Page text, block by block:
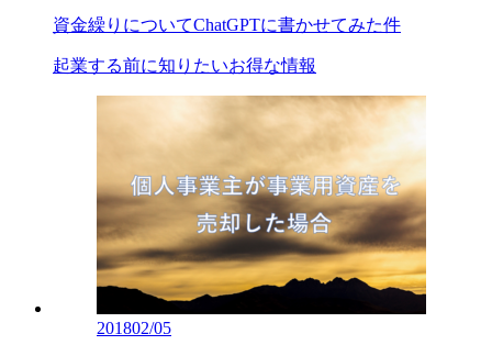
資金繰りについてChatGPTに書かせてみた件
起業する前に知りたいお得な情報
201802/05